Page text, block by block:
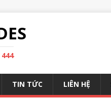
444
TIN TỨC LIÊN HỆ